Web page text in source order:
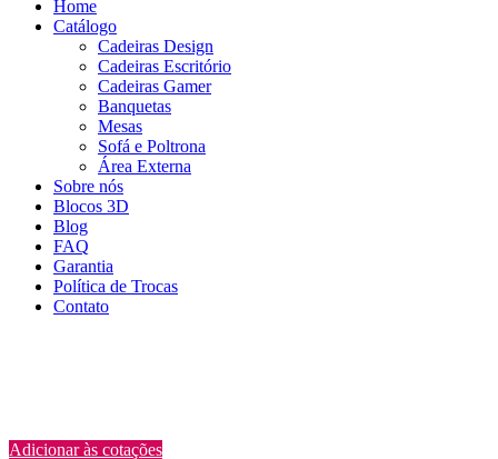
Home
Catálogo
Cadeiras Design
Cadeiras Escritório
Cadeiras Gamer
Banquetas
Mesas
Sofá e Poltrona
Área Externa
Sobre nós
Blocos 3D
Blog
FAQ
Garantia
Política de Trocas
Contato
Adicionar às cotações